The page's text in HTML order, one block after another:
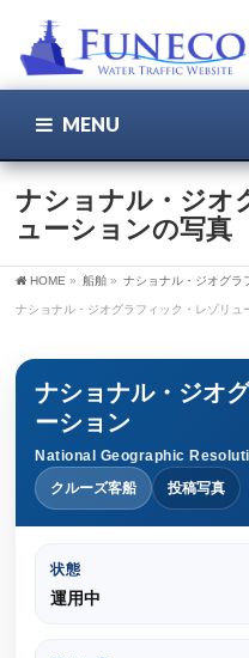
MENU
ナショナル・ジオ
ューションの写真
HOME » 船舶 » ナショナル・ジオグラ
ナショナル・ジオグラフィック・レゾリュ
ナショナル・ジオ
ーション
National Geographic
クルーズ客船
投稿写真
状態
運用中
ユーザー名 / メール
パスワード
新規登録 パスワードを忘れ